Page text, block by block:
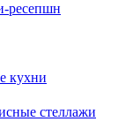
ресепшн
кухни
стеллажи